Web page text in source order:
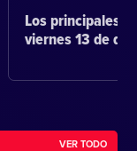
Los principales
viernes 13 de
VER TODO